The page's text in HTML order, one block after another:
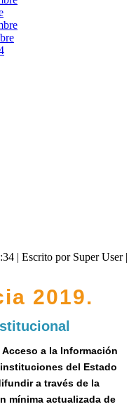
| Escrito por Super User|
2019.
a la Información
del Estado
a través de la
mínima actualizada de